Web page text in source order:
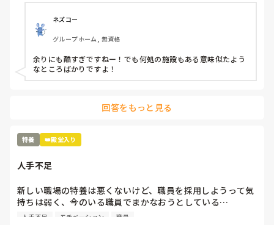
業の用紙を書き換えろと、、、職員のストレスもすごいが、
利用者もこれは精神科？って利用者ばかりを入れる。一晩中
徘徊、放尿、便失禁、暴言、暴力、コール頻回、フラつきが
強く見守りが必要、、、こんな利用者1人じゃみれません。
でも、日中も夜間も1人でみろと、、、なぜ？できないん
だ？と。ハッキリ言って、いつ事故が起きてもおかしくない
状況。そして、体調不良や急変を見つけると、見つけた人か
決めても、話してもちゃんとやってくれない、、、こんな施
ネズコー
グループホーム, 無資格
余りにも酷すぎですねー！でも何処の施設もある意味似たよう
なところばかりですよ！
回答をもっと見る
特養 👑殿堂入り
人手不足
新しい職場の特養は悪くないけど、職員を採用しようって気
持ちは弱く、今のいる職員でまかなおうとしている…
今の職場の前の老健も人手不足だったけど、まだ、職員を採
人手不足 モチベーション 職員